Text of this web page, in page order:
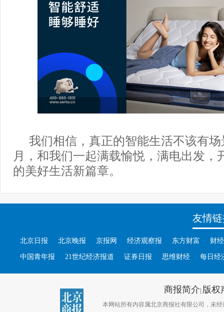
我们相信，真正的智能生活不该有
月，和我们一起满载愉悦，满电出发，
的美好生活新篇章。
友情
北京日报 北京晚报 京报网 经济观察报 东方财富 财
中国青年报 21世纪经济报道 证券日报 思维财经 每日经
商报简介| 版权
本网站所有内容属北京商报社有限公司，未经